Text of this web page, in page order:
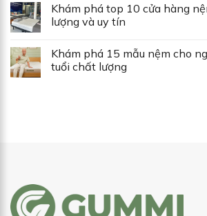
Khám phá top 10 cửa hàng
lượng và uy tín
Khám phá 15 mẫu nệm cho
tuổi chất lượng